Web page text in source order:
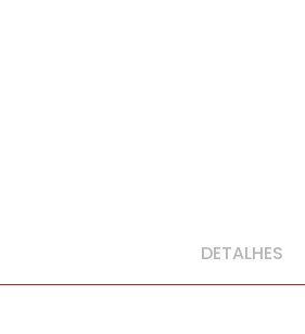
DETALHES